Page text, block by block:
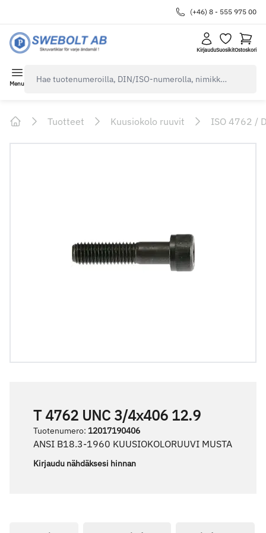
(+46) 8 - 555 975 00
KirjauduSuosikitOstoskori
Menu
Tuotteet Kuusiokolo ruuvit ISO 4762 /
T 4762 UNC 3/4x406 12.9
Tuotenumero: 12017190406
ANSI B18.3-1960 KUUSIOKOLORUUVI MUSTA
Kirjaudu nähdäksesi hinnan